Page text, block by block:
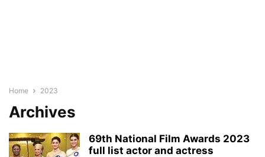
Home 2023
Archives
69th National Film Awards 2023
full list actor and actress